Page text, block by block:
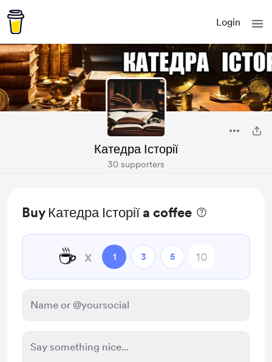
Login
Катедра Історії
30 supporters
Buy Катедра Історії a coffee
☕ x 1 3 5